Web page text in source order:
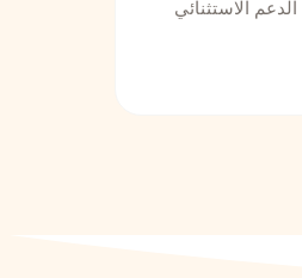
الاستثنائي